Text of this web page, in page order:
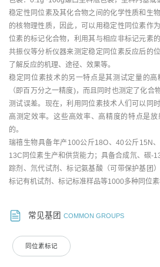
稳定性同位素及其化合物之间的化学性质和生
的核物理性质，因此，可以用稳定性同位素作
位素的标记化合物，利用其与相应非标记元素
共振仪等分析仪器来测定稳定同位素反应后的
了解反应的机理、途径、效果等。
稳定同位素技术的另一特点是其测试定量的
（即百万分之一精度)，而且同时也测定了化合
测试误差。现在，利用同位素技术人们可以同
高测定效率。这些高效率、高精度的特点是
的。
瑞禧生物具备年产100公斤18O、40公斤15N
13C同位素生产和供货能力；具备合成氘、碳-
踪剂、氘代试剂、标记氨基酸（可带保护基团
标记有机试剂、标记标准样品等1000多种同位素
常见基团 COMMON GROUPS
同位素标记